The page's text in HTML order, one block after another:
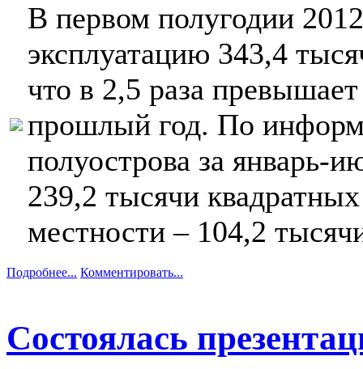
В первом полугодии
эксплуатацию 343,4
что в 2,5 раза
прошлый год. По
полуострова за январь-
239,2 тысячи
местности – 104,2
Подробнее... Комментировать...
Состоялась